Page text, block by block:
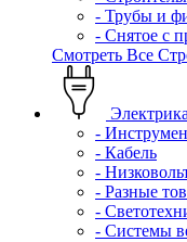
- Трубы и
- Снятое с
Смотреть Все
Электрика
-
- Кабель
-
- Разные
-
- Системы